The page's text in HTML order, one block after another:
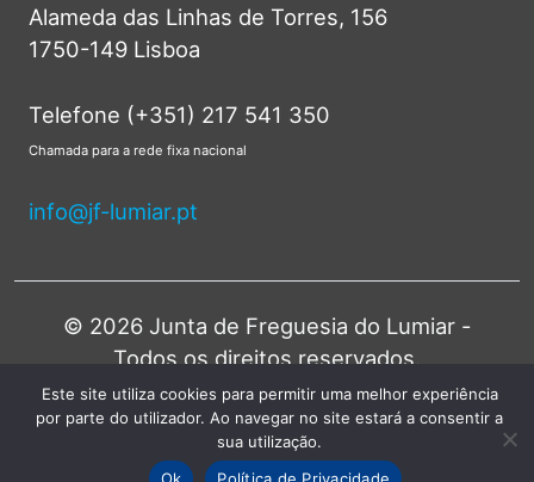
Alameda das Linhas de Torres, 156
1750-149 Lisboa
Telefone (+351) 217 541 350
Chamada para a rede fixa nacional
info@jf-lumiar.pt
© 2026 Junta de Freguesia do Lumiar -
Todos os direitos reservados.
Este site utiliza cookies para permitir uma melhor experiência
por parte do utilizador. Ao navegar no site estará a consentir a
sua utilização.
Ok
Política de Privacidade